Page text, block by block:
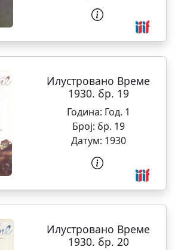
Илустровано Време
1930. бр. 19
Година: Год. 1
Број: бр. 19
Датум: 1930
Илустровано Време
1930. бр. 20